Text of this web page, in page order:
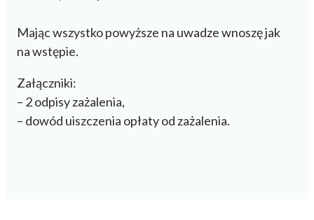
Mając wszystko powyższe na uwadze wnoszę jak
na wstępie.
Załączniki:
– 2 odpisy zażalenia,
– dowód uiszczenia opłaty od zażalenia.